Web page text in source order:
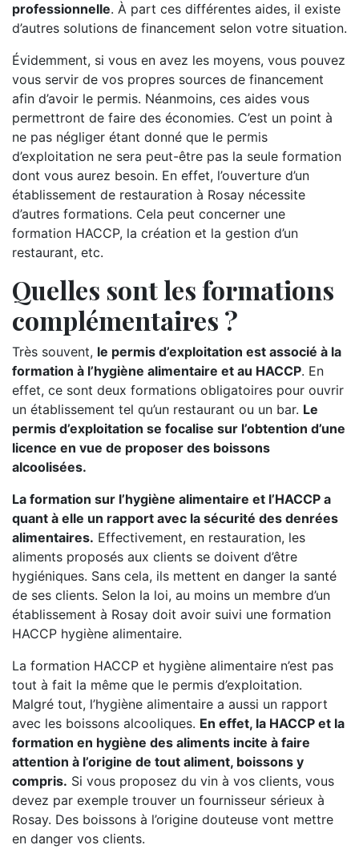
professionnelle. À part ces différentes aides, il existe
d’autres solutions de financement selon votre situation.
Évidemment, si vous en avez les moyens, vous pouvez
vous servir de vos propres sources de financement
afin d’avoir le permis. Néanmoins, ces aides vous
permettront de faire des économies. C’est un point à
ne pas négliger étant donné que le permis
d’exploitation ne sera peut-être pas la seule formation
dont vous aurez besoin. En effet, l’ouverture d’un
établissement de restauration à Rosay nécessite
d’autres formations. Cela peut concerner une
formation HACCP, la création et la gestion d’un
restaurant, etc.
Quelles sont les formations
complémentaires ?
Très souvent, le permis d’exploitation est associé à la
formation à l’hygiène alimentaire et au HACCP. En
effet, ce sont deux formations obligatoires pour ouvrir
un établissement tel qu’un restaurant ou un bar. Le
permis d’exploitation se focalise sur l’obtention d’une
licence en vue de proposer des boissons
alcoolisées.
La formation sur l’hygiène alimentaire et l’HACCP a
quant à elle un rapport avec la sécurité des denrées
alimentaires. Effectivement, en restauration, les
aliments proposés aux clients se doivent d’être
hygiéniques. Sans cela, ils mettent en danger la santé
de ses clients. Selon la loi, au moins un membre d’un
établissement à Rosay doit avoir suivi une formation
HACCP hygiène alimentaire.
La formation HACCP et hygiène alimentaire n’est pas
tout à fait la même que le permis d’exploitation.
Malgré tout, l’hygiène alimentaire a aussi un rapport
avec les boissons alcooliques. En effet, la HACCP et la
formation en hygiène des aliments incite à faire
attention à l’origine de tout aliment, boissons y
compris. Si vous proposez du vin à vos clients, vous
devez par exemple trouver un fournisseur sérieux à
Rosay. Des boissons à l’origine douteuse vont mettre
en danger vos clients.